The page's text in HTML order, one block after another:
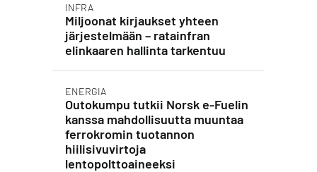
INFRA
Miljoonat kirjaukset yhteen
järjestelmään – ratainfran
elinkaaren hallinta tarkentuu
ENERGIA
Outokumpu tutkii Norsk e-Fuelin
kanssa mahdollisuutta muuntaa
ferrokromin tuotannon
hiilisivuvirtoja
lentopolttoaineeksi